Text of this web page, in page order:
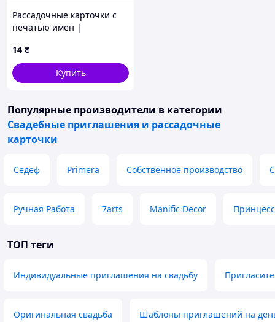
Рассадочные карточки с
печатью имен |
14 ₴
Купить
Популярные производители в категории
Свадебные приглашения и рассадочные
карточки
Седеф Primera Собственное производство
Ручная Работа 7arts Manific Decor
ТОП теги
Индивидуальные приглашения на свадьбу
Оригинальная свадьба Шаблоны приглашений на